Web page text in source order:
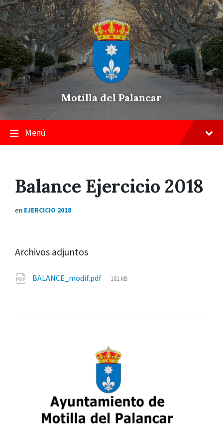
Skip
to
content
Saltar
a
la
navegación
principal
Saltar
a
pie
de
página
Motilla del Palancar
Menú
Balance Ejercicio 2018
en EJERCICIO 2018
Archivos adjuntos
BALANCE_modif.pdf
Tamaño
181 kB